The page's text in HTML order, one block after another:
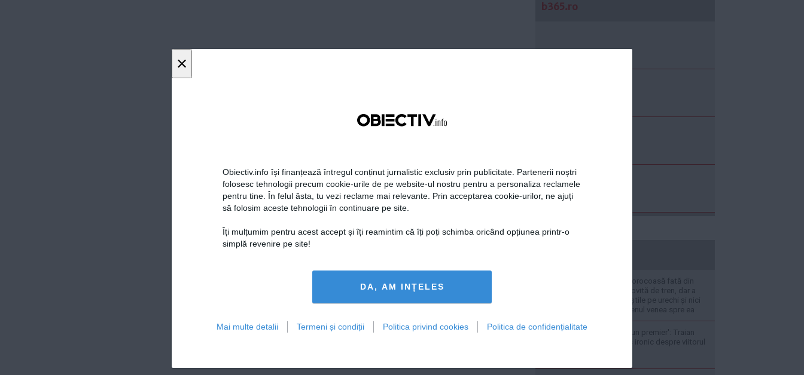
×
Obiectiv.info își finanțează întregul conținut jurnalistic exclusiv prin publicitate. Partenerii noștri
folosesc tehnologii precum cookie-urile de pe website-ul nostru pentru a personaliza reclamele
pentru tine. În felul ăsta, tu vezi reclame mai relevante. Prin acceptarea cookie-urilor, ne ajuți
să folosim aceste tehnologii în continuare pe site.
Îți mulțumim pentru acest accept și îți reamintim că îți poți schimba oricând opțiunea printr-o
simplă revenire pe site!
DA, AM INȚELES
Mai multe detalii Termeni și condiții Politica privind cookies Politica de confidențialitate
b365.ro
Ea este cea mai norocoasă fată din
România: A fost lovită de tren, dar a
scăpat. Era cu căștile pe urechi și nici
nu a realizat că trenul venea spre ea
'Eu aș fi cel mai bun premier': Traian
Băsescu, răspuns ironic despre viitorul